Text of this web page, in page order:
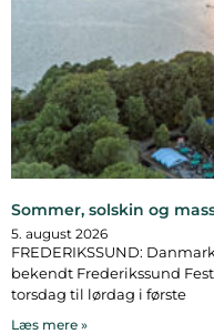
Sommer, solskin og
5. august 2026
FREDERIKSSUND:
bekendt Frederikssund
torsdag til lørdag i første
Læs mere »